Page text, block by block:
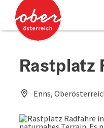
Zum Inhalt
Zum Seitenanfang
Rastplatz
Enns,